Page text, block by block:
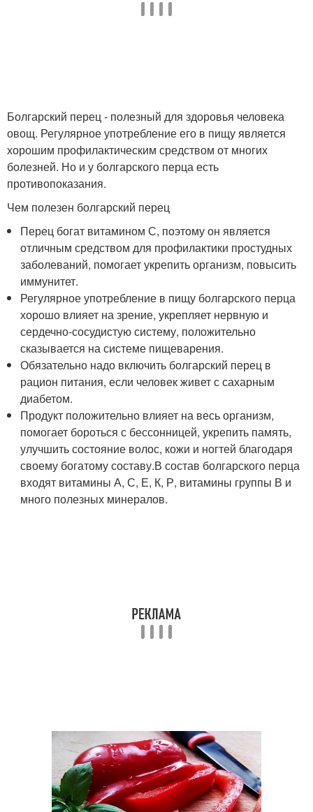
Болгарский перец - полезный для здоровья человека
овощ. Регулярное употребление его в пищу является
хорошим профилактическим средством от многих
болезней. Но и у болгарского перца есть
противопоказания.
Чем полезен болгарский перец
Перец богат витамином С, поэтому он является
отличным средством для профилактики простудных
заболеваний, помогает укрепить организм, повысить
иммунитет.
Регулярное употребление в пищу болгарского перца
хорошо влияет на зрение, укрепляет нервную и
сердечно-сосудистую систему, положительно
сказывается на системе пищеварения.
Обязательно надо включить болгарский перец в
рацион питания, если человек живет с сахарным
диабетом.
Продукт положительно влияет на весь организм,
помогает бороться с бессонницей, укрепить память,
улучшить состояние волос, кожи и ногтей благодаря
своему богатому составу.В состав болгарского перца
входят витамины А, С, Е, К, Р, витамины группы В и
много полезных минералов.